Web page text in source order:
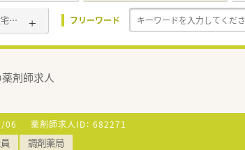
住宅補助(手当)あり フリーワード
剤師求人
06 薬剤師求人ID： 682271
調剤薬局